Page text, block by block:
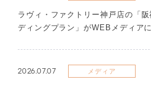
ラヴィ・ファクトリー神戸店の「
ディングプラン」がWEBメディア
2026.07.07 メディア